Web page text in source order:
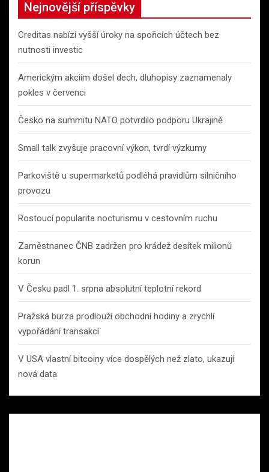
Nejnovější příspěvky
Creditas nabízí vyšší úroky na spořicích účtech bez
nutnosti investic
Americkým akciím došel dech, dluhopisy zaznamenaly
pokles v červenci
Česko na summitu NATO potvrdilo podporu Ukrajině
Small talk zvyšuje pracovní výkon, tvrdí výzkumy
Parkoviště u supermarketů podléhá pravidlům silničního
provozu
Rostoucí popularita nocturismu v cestovním ruchu
Zaměstnanec ČNB zadržen pro krádež desítek milionů
korun
V Česku padl 1. srpna absolutní teplotní rekord
Pražská burza prodlouží obchodní hodiny a zrychlí
vypořádání transakcí
V USA vlastní bitcoiny více dospělých než zlato, ukazují
nová data